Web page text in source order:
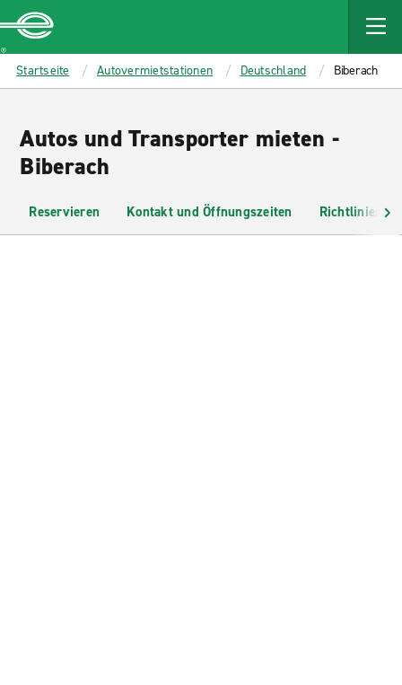
MAIN
CONTENT
Enterprise
Startseite Autovermietstationen Deutschland Biberach
Autos und Transporter mieten -
Biberach
Reservieren Kontakt und Öffnungszeiten Richtlinien